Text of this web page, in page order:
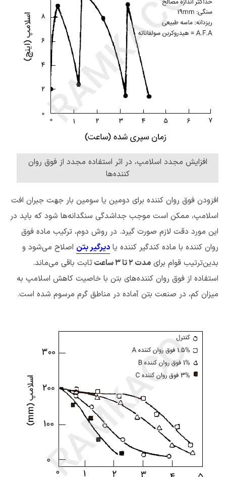
افزایش مجدد اسلامپ، در اثر استفاده مجدد از فوق روان
کننده‌ها
افزودن فوق روان کننده برای دومین یا سومین بار جهت جبران افت
اسلامپ، ممکن است موجب جداشدگی سنگدانه‌ها شود که باید در
این مورد دقت لازم صورت گیرد. در روش دوم، ترکیب ماده فوق
روان کننده با ماده کندگیر کننده یا دیرگیر بتن اصلاح می‌شود و
بدین‌ترتیب قوام برای مدت ۲ تا ۳ ساعت
ثابت باقی می‌ماند.
استفاده از فوق روان کننده‌های بتن با خاصیت کاهش اسلامپ به
میزان کم، در صنعت بتن آماده در مناطق گرم مرسوم شده است.